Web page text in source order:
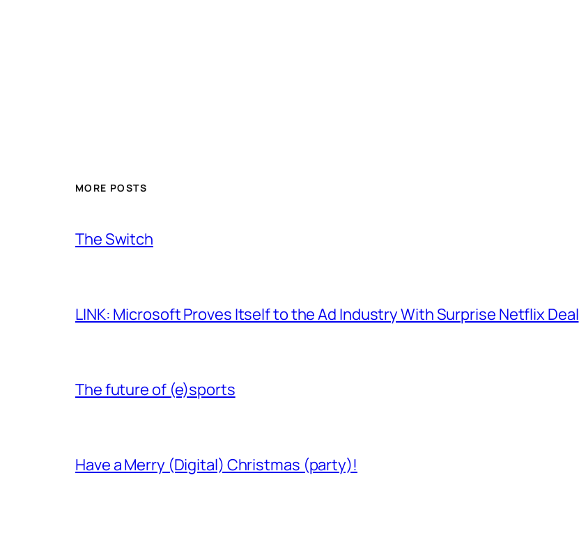
MORE POSTS
The Switch
LINK: Microsoft Proves Itself to the Ad Industry With Surprise Netflix Deal
The future of (e)sports
Have a Merry (Digital) Christmas (party)!